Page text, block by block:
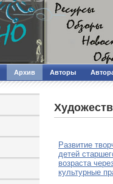
Архив Авторы
Развитие
детей
возраста
культурные